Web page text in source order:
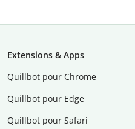
Extensions & Apps
Quillbot pour Chrome
Quillbot pour Edge
Quillbot pour Safari